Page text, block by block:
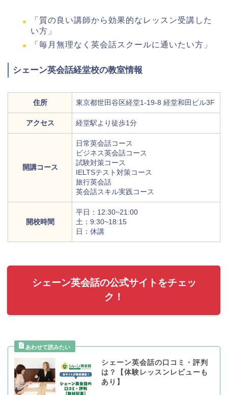
「質の良い講師から効果的なレッスン受講した
い方」
「毎月無理なく英会話スクールに通いたい方」
シェーン英会話経堂校の教室情報
住所 東京都世田谷区経堂1-19-8 経堂和田ビル3F
アクセス 経堂駅より徒歩1分
開講コース
日常英会話コース
ビジネス英会話コース
試験対策コース
IELTSテスト対策コース
旅行英会話
英会話スキル実践コース
開校時間
平日：12:30~21:00
土：9:30~18:15
日：休講
シェーン英会話の公式サイトをチェッ
ク！
シェーン英会話の口コミ・評判
は？【体験レッスンレビューも
あり】